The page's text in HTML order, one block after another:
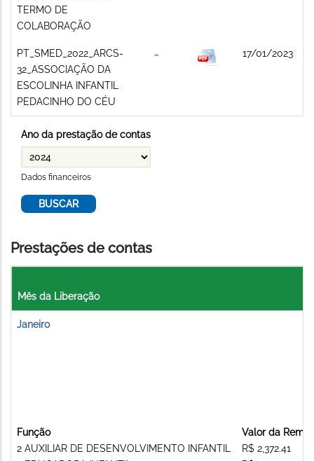
TERMO DE
COLABORAÇÃO
PT_SMED_2022_ARCS-
32_ASSOCIAÇÃO DA
ESCOLINHA INFANTIL
PEDACINHO DO CÉU
17/01/2023
Ano da prestação de contas
Dados financeiros
Prestações de contas
Mês da Liberação
Janeiro
Função
2 AUXILIAR DE DESENVOLVIMENTO INFANTIL
Valor da
R$ 2,372.41